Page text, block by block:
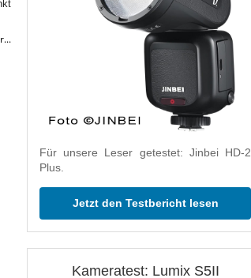
Für unsere Leser getestet: Jinbei HD-2
Plus.
Jetzt den Testbericht lesen
Kameratest: Lumix S5II